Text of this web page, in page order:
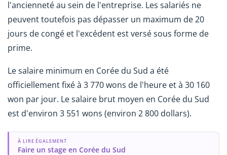
l'ancienneté au sein de l'entreprise. Les salariés ne
peuvent toutefois pas dépasser un maximum de 20
jours de congé et l'excédent est versé sous forme de
prime.
Le salaire minimum en Corée du Sud a été
officiellement fixé à 3 770 wons de l'heure et à 30 160
won par jour. Le salaire brut moyen en Corée du Sud
est d'environ 3 551 wons (environ 2 800 dollars).
À LIRE ÉGALEMENT
Faire un stage en Corée du Sud